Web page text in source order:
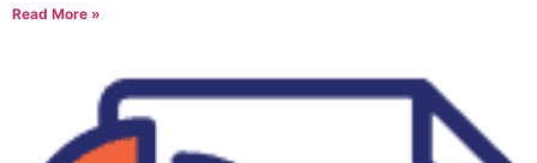
Read More »